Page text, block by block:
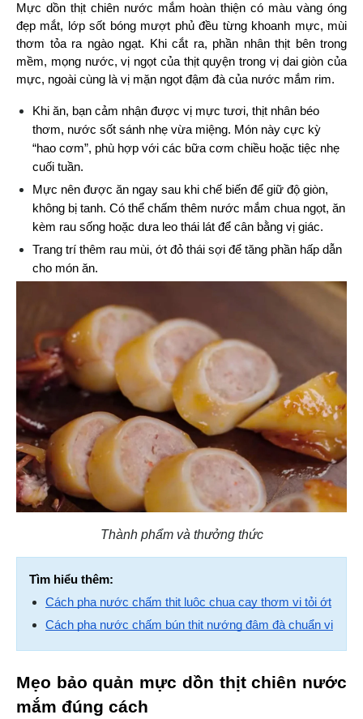
Mực dồn thịt chiên nước mắm hoàn thiện có màu vàng óng
đẹp mắt, lớp sốt bóng mượt phủ đều từng khoanh mực, mùi
thơm tỏa ra ngào ngạt. Khi cắt ra, phần nhân thịt bên trong
mềm, mọng nước, vị ngọt của thịt quyện trong vị dai giòn của
mực, ngoài cùng là vị mặn ngọt đậm đà của nước mắm rim.
Khi ăn, bạn cảm nhận được vị mực tươi, thịt nhân béo
thơm, nước sốt sánh nhẹ vừa miệng. Món này cực kỳ
“hao cơm”, phù hợp với các bữa cơm chiều hoặc tiệc nhẹ
cuối tuần.
Mực nên được ăn ngay sau khi chế biến để giữ độ giòn,
không bị tanh. Có thể chấm thêm nước mắm chua ngọt, ăn
kèm rau sống hoặc dưa leo thái lát để cân bằng vị giác.
Trang trí thêm rau mùi, ớt đỏ thái sợi để tăng phần hấp dẫn
cho món ăn.
Thành phẩm và thưởng thức
Tìm hiểu thêm:
Cách pha nước chấm thịt luộc chua cay thơm vị tỏi ớt
Cách pha nước chấm bún thịt nướng đậm đà chuẩn vị
Mẹo bảo quản mực dồn thịt chiên nước
mắm đúng cách